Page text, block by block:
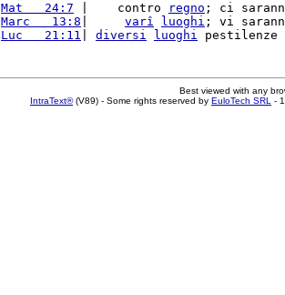
Mat   24:7 |    contro regno ; ci
Marc   13:8 varî luoghi ; vi
Luc   21:11 diversi luoghi
Best viewed with any
IntraText®(V89) - Some rights reserved by EuloTech SRL -